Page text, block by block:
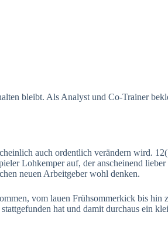
bleibt. Als Analyst und Co-Trainer
auch ordentlich verändern wird.
Lohkemper auf, der anscheinend
neuen Arbeitgeber wohl denken.
vom lauen Frühsommerkick bis
hat und damit durchaus ein